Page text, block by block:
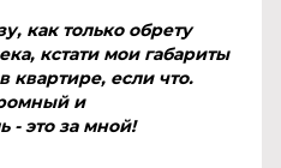
как только обрету
кстати мои габариты
квартире, если что.
и
- это за мной!